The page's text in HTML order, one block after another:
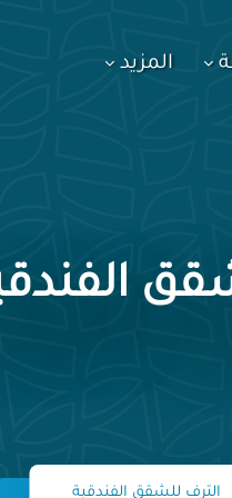
المزيد
الترف للشقق الفندقية